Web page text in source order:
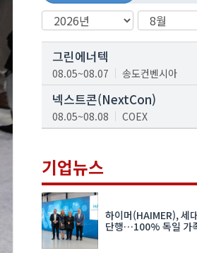
그린에너텍
08.05~08.07 송도컨벤시아
넥스트콘(NextCon)
08.05~08.08 COEX
08.19~08.21
K-PRINT
08.19~08.22
자율주행모빌리티산업전
08.25~08.27
기업뉴스
하이머(HAIMER), 세
단행…100% 독일 가